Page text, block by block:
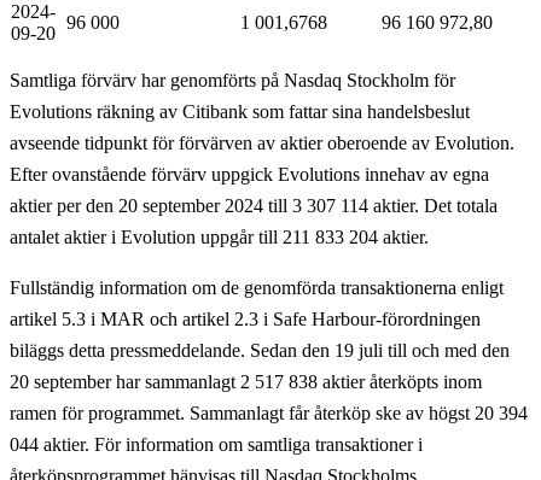
2024-
09-20
96 000 1 001,6768 96 160 972,80
Samtliga förvärv har genomförts på Nasdaq Stockholm för
Evolutions räkning av Citibank som fattar sina handelsbeslut
avseende tidpunkt för förvärven av aktier oberoende av Evolution.
Efter ovanstående förvärv uppgick Evolutions innehav av egna
aktier per den 20 september 2024 till 3 307 114 aktier. Det totala
antalet aktier i Evolution uppgår till 211 833 204 aktier.
Fullständig information om de genomförda transaktionerna enligt
artikel 5.3 i MAR och artikel 2.3 i Safe Harbour-förordningen
biläggs detta pressmeddelande. Sedan den 19 juli till och med den
20 september har sammanlagt 2 517 838 aktier återköpts inom
ramen för programmet. Sammanlagt får återköp ske av högst 20 394
044 aktier. För information om samtliga transaktioner i